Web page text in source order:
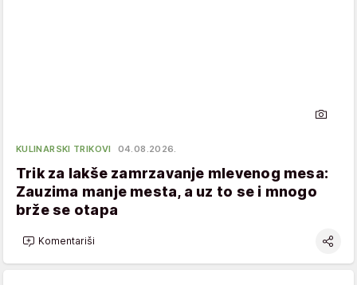
KULINARSKI TRIKOVI 04.08.2026.
Trik za lakše zamrzavanje mlevenog mesa:
Zauzima manje mesta, a uz to se i mnogo
brže se otapa
Komentariši